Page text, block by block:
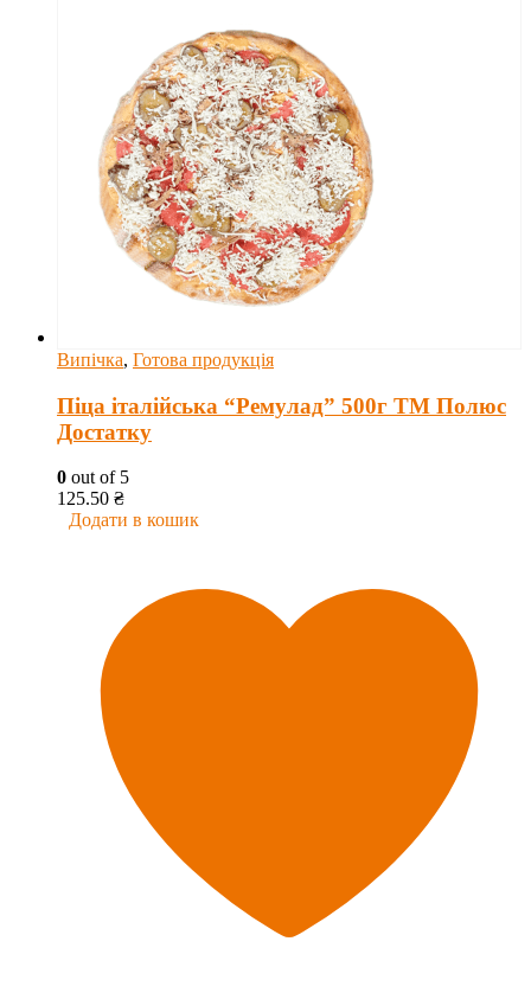
Випічка, Готова продукція
Піца італійська “Ремулад” 500г ТМ Полюс
Достатку
0 out of 5
125.50 ₴
Додати в кошик